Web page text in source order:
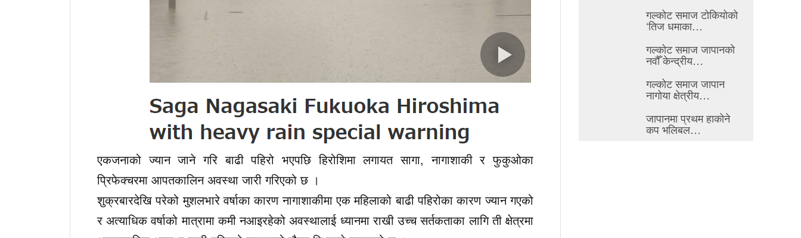
एकजनाको ज्यान जाने गरि बाढी पहिरो भएपछि हिरोशिमा लगायत सागा, नागाशाकी र फुकुओका
प्रिफेक्चरमा आपतकालिन अवस्था जारी गरिएको छ ।
शुक्रबारदेखि परेको मुशलभारे वर्षाका कारण नागाशाकीमा एक महिलाको बाढी पहिरोका कारण ज्यान गएको
र अत्याधिक वर्षाको मात्रामा कमी नआइरहेको अवस्थालाई ध्यानमा राखी उच्च सर्तकताका लागि ती क्षेत्रमा
गल्कोट समाज टोकियोको
‘तिज धमाका…
गल्कोट समाज जापानको
नवौँ केन्द्रीय…
गल्कोट समाज जापान
नागोया क्षेत्रीय…
जापानमा प्रथम हाकोने
कप भलिबल…